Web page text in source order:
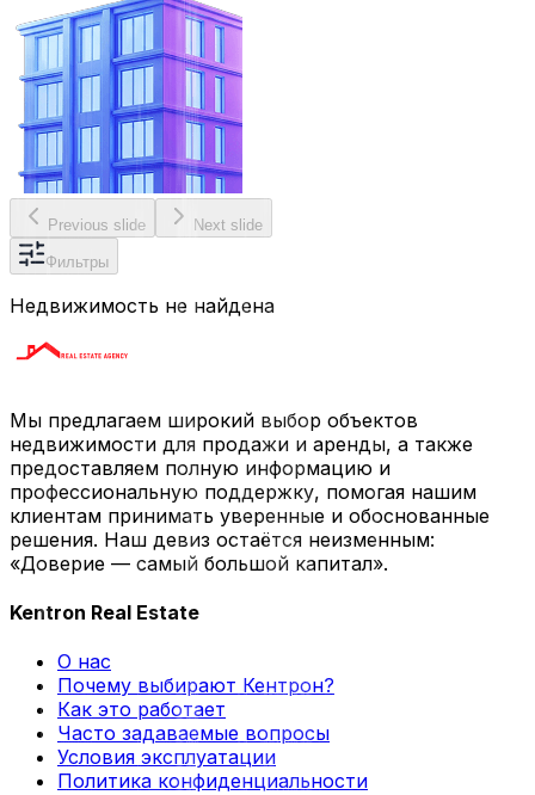
Previous slide Next slide
Фильтры
Недвижимость не найдена
Мы предлагаем широкий выбор объектов
недвижимости для продажи и аренды, а также
предоставляем полную информацию и
профессиональную поддержку, помогая нашим
клиентам принимать уверенные и обоснованные
решения. Наш девиз остаётся неизменным:
«Доверие — самый большой капитал».
Kentron Real Estate
О нас
Почему выбирают Кентрон?
Как это работает
Часто задаваемые вопросы
Условия эксплуатации
Политика конфиденциальности